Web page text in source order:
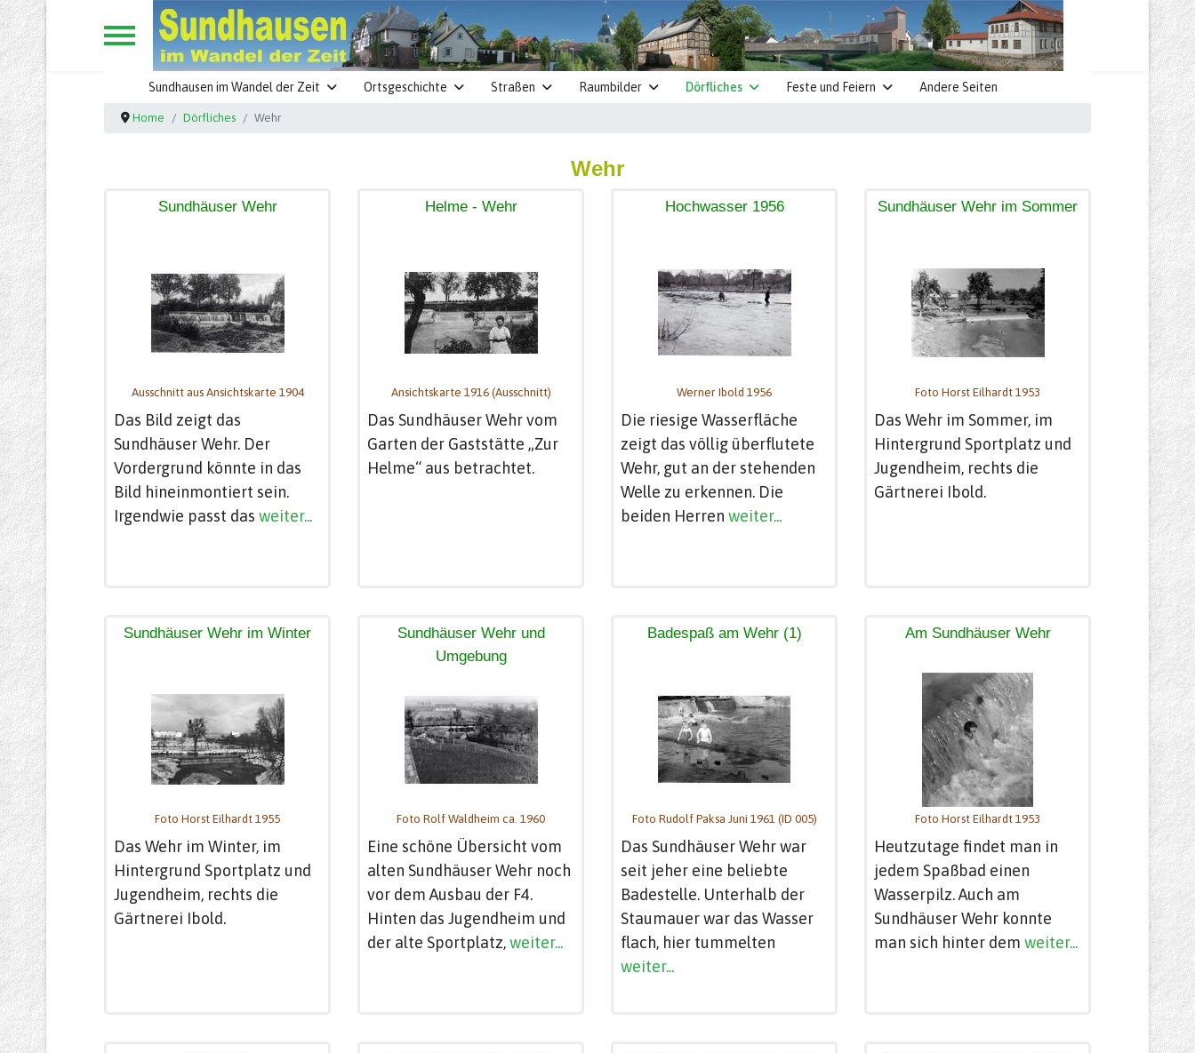
Sundhausen im Wandel der Zeit Ortsgeschichte Straßen Raumbilder Dörfliches Feste und Feiern Andere Seiten
Home Dörfliches Wehr
Wehr
Sundhäuser Wehr
Ausschnitt aus Ansichtskarte 1904
Das Bild zeigt das
Sundhäuser Wehr. Der
Vordergrund könnte in das
Bild hineinmontiert sein.
Irgendwie passt das weiter...
Helme - Wehr
Ansichtskarte 1916 (Ausschnitt)
Das Sundhäuser Wehr vom
Garten der Gaststätte „Zur
Helme“ aus betrachtet.
Hochwasser 1956
Werner Ibold 1956
Die riesige Wasserfläche
zeigt das völlig überflutete
Wehr, gut an der stehenden
Welle zu erkennen. Die
beiden Herren weiter...
Sundhäuser Wehr im Sommer
Foto Horst Eilhardt 1953
Das Wehr im Sommer, im
Hintergrund Sportplatz und
Jugendheim, rechts die
Gärtnerei Ibold.
Sundhäuser Wehr im Winter
Foto Horst Eilhardt 1955
Das Wehr im Winter, im
Hintergrund Sportplatz und
Jugendheim, rechts die
Gärtnerei Ibold.
Sundhäuser Wehr und
Umgebung
Foto Rolf Waldheim ca. 1960
Eine schöne Übersicht vom
alten Sundhäuser Wehr noch
vor dem Ausbau der F4.
Hinten das Jugendheim und
der alte Sportplatz,weiter...
Badespaß am Wehr (1)
Foto Rudolf Paksa Juni 1961 (ID 005)
Das Sundhäuser Wehr war
seit jeher eine beliebte
Badestelle. Unterhalb der
Staumauer war das Wasser
flach, hier tummelten
weiter...
Am Sundhäuser Wehr
Foto Horst Eilhardt 1953
Heutzutage findet man in
jedem Spaßbad einen
Wasserpilz. Auch am
Sundhäuser Wehr konnte
man sich hinter dem weiter...